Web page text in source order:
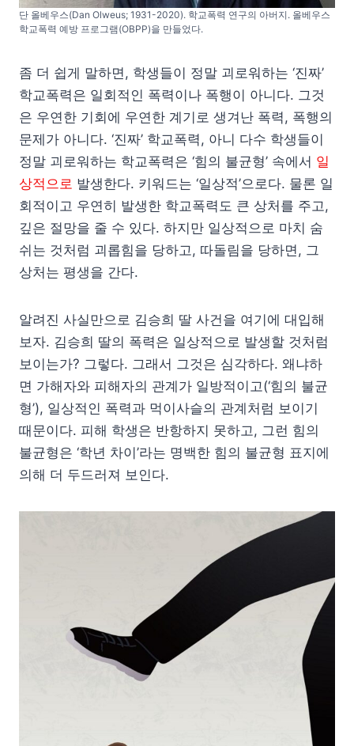
단 올베우스(Dan Olweus; 1931-2020). 학교폭력 연구의 아버지. 올베우스
학교폭력 예방 프로그램(OBPP)을 만들었다.
좀 더 쉽게 말하면, 학생들이 정말 괴로워하는 ‘진짜’
학교폭력은 일회적인 폭력이나 폭행이 아니다. 그것
은 우연한 기회에 우연한 계기로 생겨난 폭력, 폭행의
문제가 아니다. ‘진짜’ 학교폭력, 아니 다수 학생들이
정말 괴로워하는 학교폭력은 ‘힘의 불균형’ 속에서 일
상적으로 발생한다. 키워드는 ‘일상적’으로다. 물론 일
회적이고 우연히 발생한 학교폭력도 큰 상처를 주고,
깊은 절망을 줄 수 있다. 하지만 일상적으로 마치 숨
쉬는 것처럼 괴롭힘을 당하고, 따돌림을 당하면, 그
상처는 평생을 간다.
알려진 사실만으로 김승희 딸 사건을 여기에 대입해
보자. 김승희 딸의 폭력은 일상적으로 발생할 것처럼
보이는가? 그렇다. 그래서 그것은 심각하다. 왜냐하
면 가해자와 피해자의 관계가 일방적이고(‘힘의 불균
형’), 일상적인 폭력과 먹이사슬의 관계처럼 보이기
때문이다. 피해 학생은 반항하지 못하고, 그런 힘의
불균형은 ‘학년 차이’라는 명백한 힘의 불균형 표지에
의해 더 두드러져 보인다.